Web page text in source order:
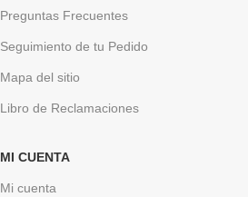
Preguntas Frecuentes
Seguimiento de tu Pedido
Mapa del sitio
Libro de Reclamaciones
MI CUENTA
Mi cuenta